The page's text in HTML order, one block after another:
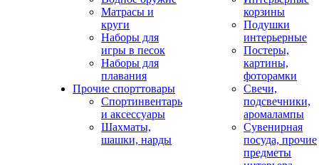
Матрасы и
круги
Наборы для
игры в песок
Наборы для
плавания
Прочие спорттовары
Спортинвентарь
и аксессуары
Шахматы,
шашки, нарды
корзины
Подушки
интерьерные
Постеры,
картины,
фоторамки
Свечи,
подсвечники,
аромалампы
Сувенирная
посуда, прочие
предметы